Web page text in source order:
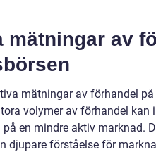
mätningar av
mätningar av förhandel
volymer av förhandel
en mindre aktiv marknad.
djupare förståelse för